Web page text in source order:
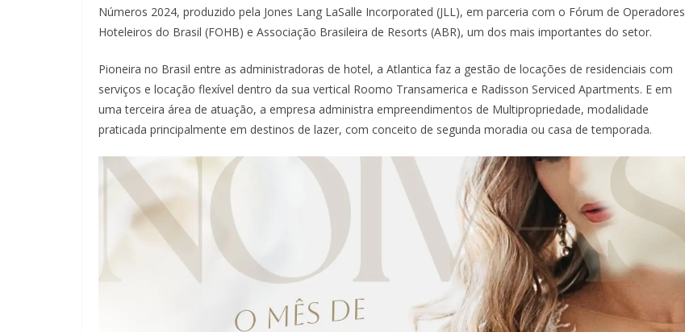
Números 2024, produzido pela Jones Lang LaSalle Incorporated (JLL), em parceria com o Fórum de Operadores
Hoteleiros do Brasil (FOHB) e Associação Brasileira de Resorts (ABR), um dos mais importantes do setor.
Pioneira no Brasil entre as administradoras de hotel, a Atlantica faz a gestão de locações de residenciais com
serviços e locação flexível dentro da sua vertical Roomo Transamerica e Radisson Serviced Apartments. E em
uma terceira área de atuação, a empresa administra empreendimentos de Multipropriedade, modalidade
praticada principalmente em destinos de lazer, com conceito de segunda moradia ou casa de temporada.